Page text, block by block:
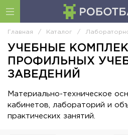
Главная / Каталог /
УЧЕБНЫЕ
ПРОФИЛЬНЫХ
ЗАВЕДЕНИЙ
Материально-техническое
кабинетов, лабораторий и
практических занятий.